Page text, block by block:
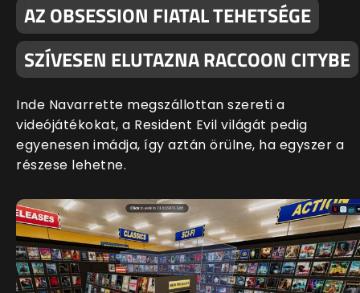
AZ OBSESSION FIATAL TEHETSÉGE
SZÍVESEN ELUTAZNA RACCOON CITYBE
Inde Navarrette megszállottan szereti a
videójátékokat, a Resident Evil világát pedig
egyenesen imádja, így aztán örülne, ha egyszer a
részese lehetne.